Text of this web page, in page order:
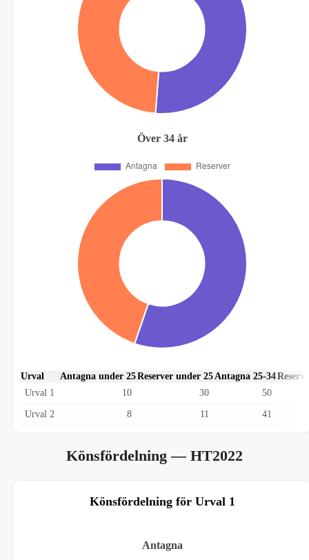
Över 34 år
Urval Antagna under 25Reserver under 25Antagna 25-34
Urval 1
10 30 50
Urval 2 8 11 41
Könsfördelning— HT2022
Könsfördelning för Urval 1
Antagna